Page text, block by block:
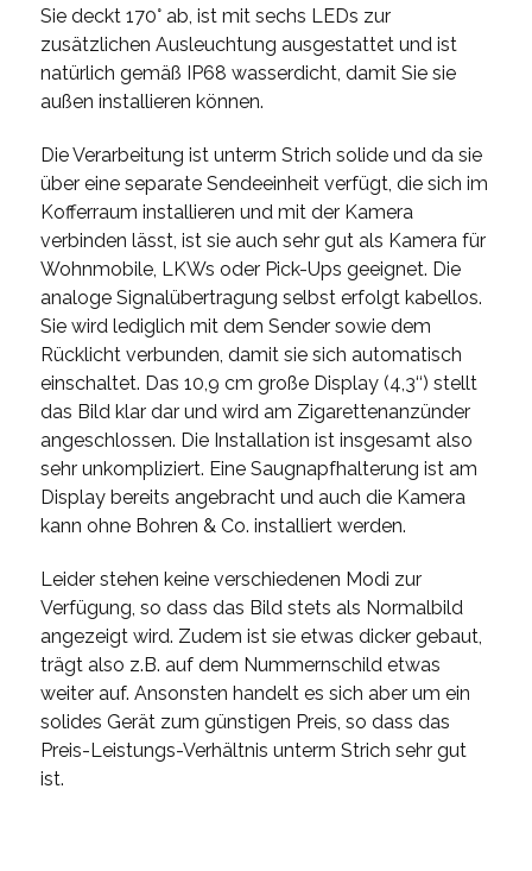
Sie deckt 170° ab, ist mit sechs LEDs zur
zusätzlichen Ausleuchtung ausgestattet und ist
natürlich gemäß IP68 wasserdicht, damit Sie sie
außen installieren können.
Die Verarbeitung ist unterm Strich solide und da sie
über eine separate Sendeeinheit verfügt, die sich im
Kofferraum installieren und mit der Kamera
verbinden lässt, ist sie auch sehr gut als Kamera für
Wohnmobile, LKWs oder Pick-Ups geeignet. Die
analoge Signalübertragung selbst erfolgt kabellos.
Sie wird lediglich mit dem Sender sowie dem
Rücklicht verbunden, damit sie sich automatisch
einschaltet. Das 10,9 cm große Display (4,3‘‘) stellt
das Bild klar dar und wird am Zigarettenanzünder
angeschlossen. Die Installation ist insgesamt also
sehr unkompliziert. Eine Saugnapfhalterung ist am
Display bereits angebracht und auch die Kamera
kann ohne Bohren & Co. installiert werden.
Leider stehen keine verschiedenen Modi zur
Verfügung, so dass das Bild stets als Normalbild
angezeigt wird. Zudem ist sie etwas dicker gebaut,
trägt also z.B. auf dem Nummernschild etwas
weiter auf. Ansonsten handelt es sich aber um ein
solides Gerät zum günstigen Preis, so dass das
Preis-Leistungs-Verhältnis unterm Strich sehr gut
ist.